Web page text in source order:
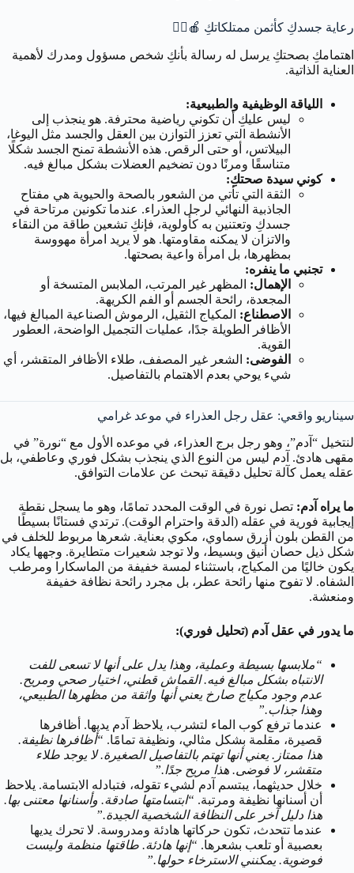
رعاية جسدكِ كأثمن ممتلكاتكِ 🍎🧘‍♀️
اهتمامكِ بصحتكِ يرسل له رسالة بأنكِ شخص مسؤول ومدرك لأهمية
العناية الذاتية.
اللياقة الوظيفية والطبيعية:
ليس عليكِ أن تكوني رياضية محترفة. هو ينجذب إلى
الأنشطة التي تعزز التوازن بين العقل والجسد مثل اليوغا،
البيلاتس، أو حتى الرقص. هذه الأنشطة تمنح الجسد شكلًا
متناسقًا ومرنًا دون تضخيم العضلات بشكل مبالغ فيه.
كوني سيدة صحتكِ:
الثقة التي تأتي من الشعور بالصحة والحيوية هي مفتاح
الجاذبية النهائي لرجل العذراء. عندما تكونين مرتاحة في
جسدكِ وتعتنين به كأولوية، فإنكِ تشعين طاقة من النقاء
والاتزان لا يمكنه مقاومتها. هو لا يريد امرأة مهووسة
بمظهرها، بل امرأة واعية بصحتها.
تجنبي ما ينفره:
الإهمال: المظهر غير المرتب، الملابس المتسخة أو
المجعدة، رائحة الجسم أو الفم الكريهة.
الاصطناع: المكياج الثقيل، الرموش الصناعية المبالغ فيها،
الأظافر الطويلة جدًا، عمليات التجميل الواضحة، العطور
القوية.
الفوضى: الشعر غير المصفف، طلاء الأظافر المتقشر، أي
شيء يوحي بعدم الاهتمام بالتفاصيل.
سيناريو واقعي: عقل رجل العذراء في موعد غرامي
لنتخيل “آدم”، وهو رجل برج العذراء، في موعده الأول مع “نورة” في
مقهى هادئ. آدم ليس من النوع الذي ينجذب بشكل فوري وعاطفي، بل
عقله يعمل كآلة تحليل دقيقة تبحث عن علامات التوافق.
ما يراه آدم: تصل نورة في الوقت المحدد تمامًا، وهو ما يسجل نقطة
إيجابية فورية في عقله (الدقة واحترام الوقت). ترتدي فستانًا بسيطًا
من القطن بلون أزرق سماوي، مكوي بعناية. شعرها مربوط للخلف في
شكل ذيل حصان أنيق وبسيط، ولا توجد شعيرات متطايرة. وجهها يكاد
يكون خاليًا من المكياج، باستثناء لمسة خفيفة من الماسكارا ومرطب
الشفاه. لا تفوح منها رائحة عطر، بل مجرد رائحة نظافة خفيفة
ومنعشة.
ما يدور في عقل آدم (تحليل فوري):
“ملابسها بسيطة وعملية، وهذا يدل على أنها لا تسعى للفت
الانتباه بشكل مبالغ فيه. القماش قطني، اختيار صحي ومريح.
عدم وجود مكياج صارخ يعني أنها واثقة من مظهرها الطبيعي،
وهذا جذاب.”
عندما ترفع كوب الماء لتشرب، يلاحظ آدم يديها. أظافرها
قصيرة، مقلمة بشكل مثالي، ونظيفة تمامًا. “أظافرها نظيفة.
هذا ممتاز. يعني أنها تهتم بالتفاصيل الصغيرة. لا يوجد طلاء
متقشر، لا فوضى. هذا مريح جدًا.”
خلال حديثهما، يبتسم آدم لشيء تقوله، فتبادله الابتسامة. يلاحظ
أن أسنانها نظيفة ومرتبة. “ابتسامتها صادقة. وأسنانها معتنى بها.
هذا دليل آخر على النظافة الشخصية الجيدة.”
عندما تتحدث، تكون حركاتها هادئة ومدروسة. لا تحرك يديها
بعصبية أو تلعب بشعرها. “إنها هادئة. طاقتها منظمة وليست
فوضوية. يمكنني الاسترخاء حولها.”